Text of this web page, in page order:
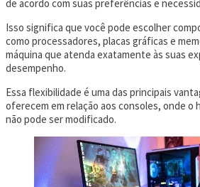
de acordo com suas preferências e
Isso significa que você pode escolher
como processadores, placas gráficas e
máquina que atenda exatamente às suas
desempenho.
Essa flexibilidade é uma das principais
oferecem em relação aos consoles, onde o
não pode ser modificado.